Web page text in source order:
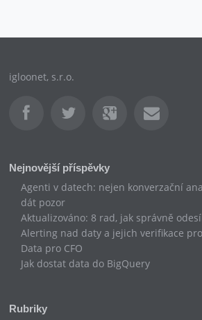
igloonet, s.r.o.
Nejnovější příspěvky
Agenti v datech: nejen konverzační
dát pozor
Aktualizováno: 8 rad, jak správně
Alerting nad daty a jejich verifikace
Data pro CFO
Jak dostat data do BigQuery
Rubriky